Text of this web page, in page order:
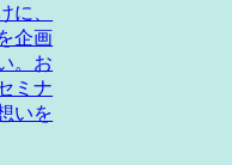
に、
企画
。お
ミナ
いを